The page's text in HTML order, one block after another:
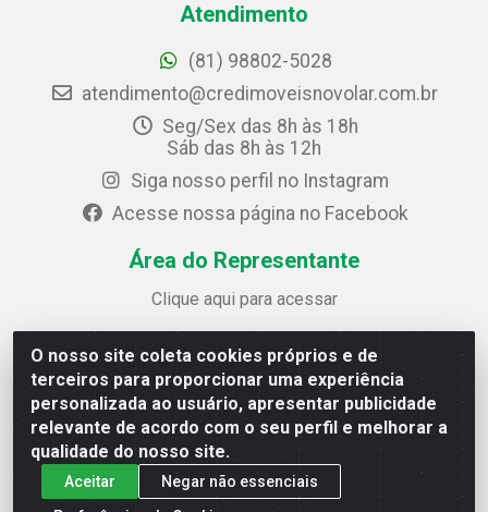
O nosso site coleta cookies próprios e de
terceiros para proporcionar uma experiência
personalizada ao usuário, apresentar publicidade
relevante de acordo com o seu perfil e melhorar a
qualidade do nosso site.
Aceitar
Negar não essenciais
Atendimento
(81) 98802-5028
atendimento@credimoveisnovolar.com.br
Seg/Sex das 8h às 18h
Sáb das 8h às 12h
Siga nosso perfil no Instagram
Acesse nossa página no Facebook
Área do Representante
Clique aqui para acessar
Credimóveis Novolar Ltda
Rua José Alves Bezerra, 430 - Prazeres - Jaboatão dos
Guararapes / PE - CEP 54.325-610
CNPJ: 09.930.165/0013-70